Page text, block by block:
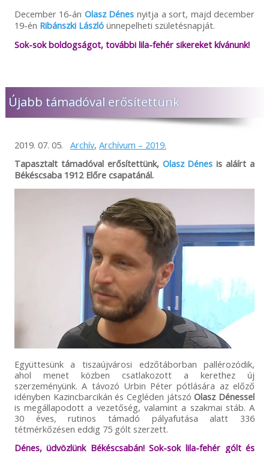
December 16-án Olasz Dénes nyitja a sort, majd december
19-én Ribánszki Lászlóünnepelheti születésnapját.
Sok-sok boldogságot, további lila-fehér sikereket kívánunk!
Újabb támadóval erősítettünk
2019. 07. 05. Archív, Archívum – 2019.
Tapasztalt támadóval erősítettünk, Olasz Dénes is aláírt a
Békéscsaba 1912 Előre csapatánál.
Együttesünk a tiszaújvárosi edzőtáborban pallérozódik,
ahol menet közben csatlakozott a kerethez új
szerzeményünk. A távozó Urbin Péter pótlására az előző
idényben Kazincbarcikán és Cegléden játszóOlasz Dénessel
is megállapodott a vezetőség, valamint a szakmai stáb. A
30 éves, rutinos támadó pályafutása alatt 336
tétmérkőzésen eddig 75 gólt szerzett.
Dénes, üdvözlünk Békéscsabán! Sok-sok lila-fehér gólt és